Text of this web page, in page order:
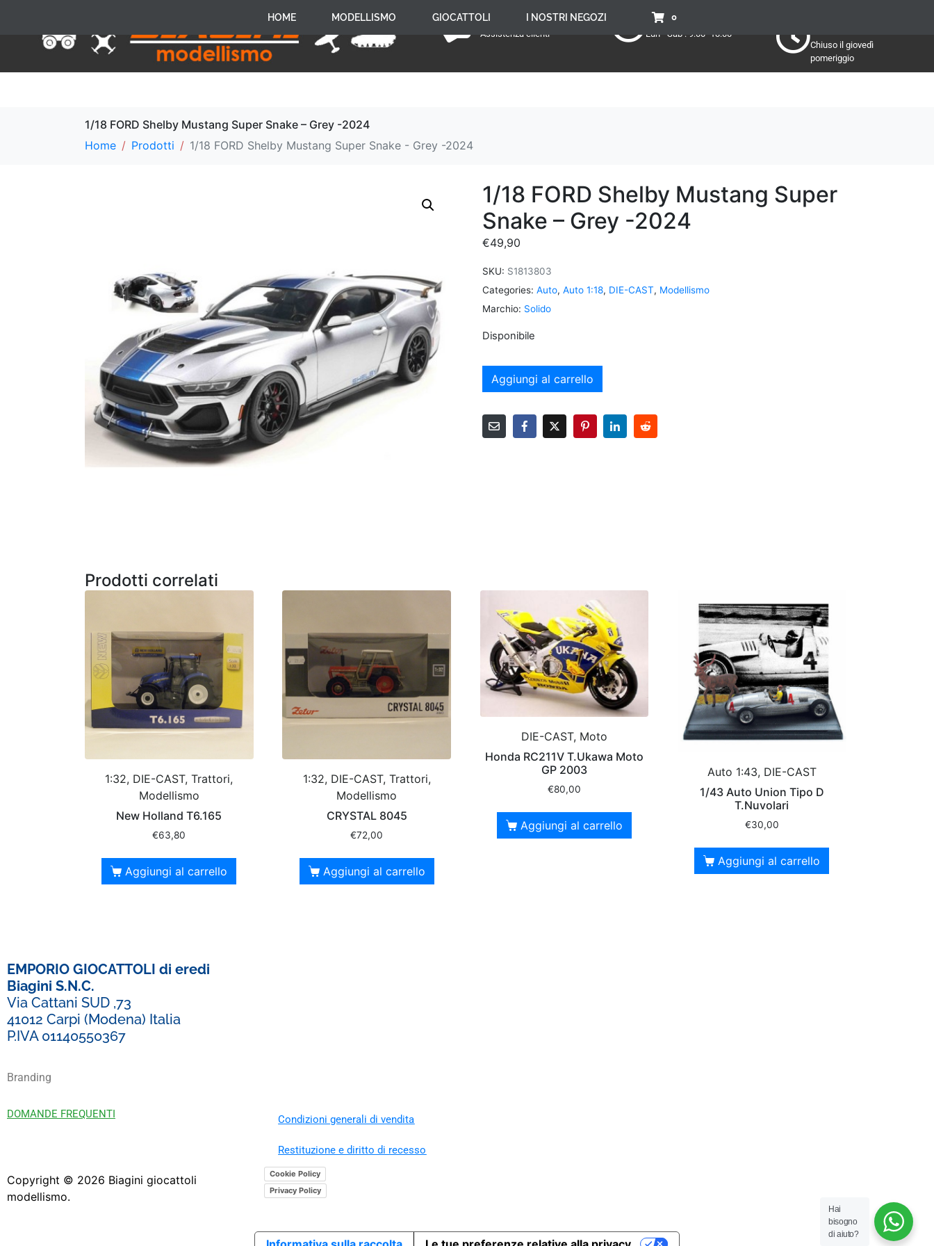
+39 059 650 005
Assistenza clienti
Mattino:
Lun - Sab : 9:00 -13:00
Chiuso il giovedì
pomeriggio
HOME MODELLISMO GIOCATTOLI I NOSTRI NEGOZI 0
1/18 FORD Shelby Mustang Super Snake – Grey -2024
Home
Prodotti 1/18 FORD Shelby Mustang Super Snake - Grey -2024
1/18 FORD Shelby Mustang Super
Snake – Grey -2024
€49,90
SKU: S1813803
Categories: Auto, Auto 1:18, DIE-CAST, Modellismo
Marchio: Solido
Disponibile
Aggiungi al carrello
Prodotti correlati
1:32, DIE-CAST, Trattori,
Modellismo
New Holland T6.165
€63,80
Aggiungi al carrello
1:32, DIE-CAST, Trattori,
Modellismo
CRYSTAL 8045
€72,00
Aggiungi al carrello
DIE-CAST, Moto
Honda RC211V T.Ukawa Moto
GP 2003
€80,00
Aggiungi al carrello
Auto 1:43, DIE-CAST
1/43 Auto Union Tipo D
T.Nuvolari
€30,00
Aggiungi al carrello
EMPORIO GIOCATTOLI di eredi
Biagini S.N.C.
Via Cattani SUD ,73
41012 Carpi (Modena) Italia
P.IVA 01140550367
Branding
DOMANDE FREQUENTI Condizioni generali di vendita
Restituzione e diritto di recesso
Copyright © 2026 Biagini giocattoli
modellismo.
Cookie Policy
Privacy Policy
Hai
bisogno
di aiuto?